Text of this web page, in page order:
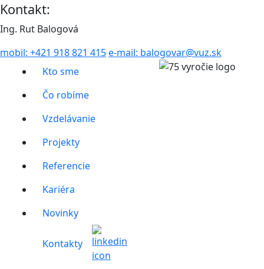
Kontakt:
Ing. Rut Balogová
mobil: +421 918 821 415e-mail: balogovar@vuz.sk
Kto sme
Čo robíme
Vzdelávanie
Projekty
Referencie
Kariéra
Novinky
Kontakty